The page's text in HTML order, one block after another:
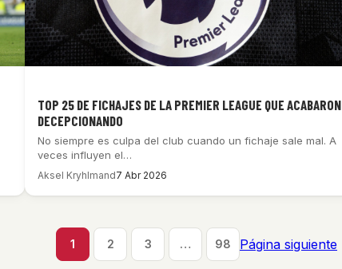
TOP 25 DE FICHAJES DE LA PREMIER LEAGUE QUE ACABARON
DECEPCIONANDO
No siempre es culpa del club cuando un fichaje sale mal. A
veces influyen el…
Aksel Kryhlmand7 Abr 2026
1 2 3 … 98 Página siguiente